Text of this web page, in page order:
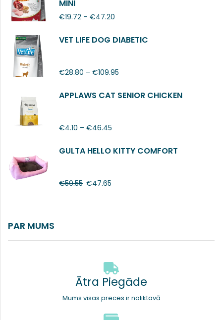
MINI
€19.72 – €47.20
VET LIFE DOG DIABETIC
€28.80 – €109.95
APPLAWS CAT SENIOR CHICKEN
€4.10 – €46.45
GULTA HELLO KITTY COMFORT
€59.55 €47.65
PAR MUMS
Ātra Piegāde
Mums visas preces ir noliktavā